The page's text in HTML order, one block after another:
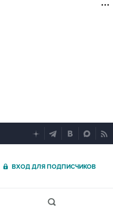
ВХОД ДЛЯ ПОДПИСЧИКОВ